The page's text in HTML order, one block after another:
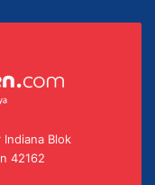
Blok
42162